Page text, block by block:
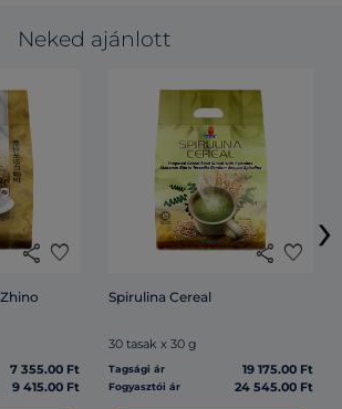
Neked ajánlott
share favorite
7 355.00 Ft
9 415.00 Ft
share favorite
Spirulina Cereal
30 tasak x 30 g
Tagsági ár 19 175.00 Ft
Fogyasztói ár 24 545.00 Ft
›